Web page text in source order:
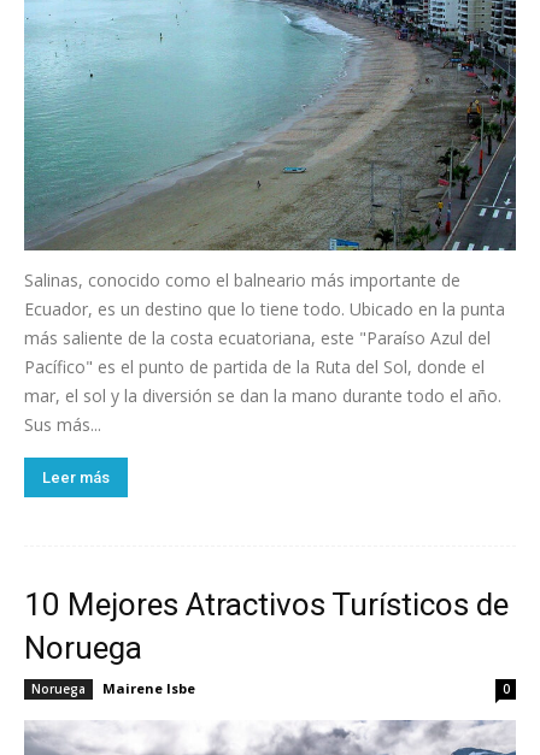
Salinas, conocido como el balneario más importante de
Ecuador, es un destino que lo tiene todo. Ubicado en la punta
más saliente de la costa ecuatoriana, este "Paraíso Azul del
Pacífico" es el punto de partida de la Ruta del Sol, donde el
mar, el sol y la diversión se dan la mano durante todo el año.
Sus más...
Leer más
10 Mejores Atractivos Turísticos de
Noruega
Noruega Mairene Isbe 0